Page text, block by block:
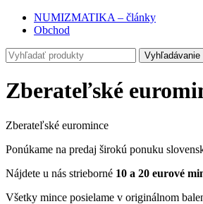
NUMIZMATIKA – články
Obchod
Vyhľadávanie
Zberateľské
Zberateľské euromince
Ponúkame na predaj širokú ponuku
Nájdete u nás strieborné 10 a 20 eurové
Všetky mince posielame v originálnom